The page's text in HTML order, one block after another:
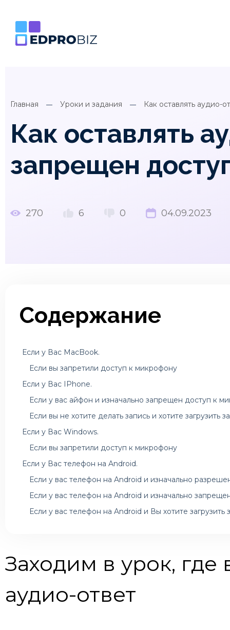
Главная Уроки и задания Как оставлять аудио-
Как оставлять
запрещен
270 6 0 04.09.2023
Содержание
Если у Вас MacBook.
Если вы запретили доступ к микрофону
Если у Вас IPhone.
Если у вас айфон и изначально запрещен доступ к
Если вы не хотите делать запись и хотите загрузить
Если у Вас Windows.
Если вы запретили доступ к микрофону
Если у Вас телефон на Android.
Если у вас телефон на Android и изначально
Если у вас телефон на Android и изначально
Если у вас телефон на Android и Вы хотите загрузить
Заходим в урок, где
аудио-ответ